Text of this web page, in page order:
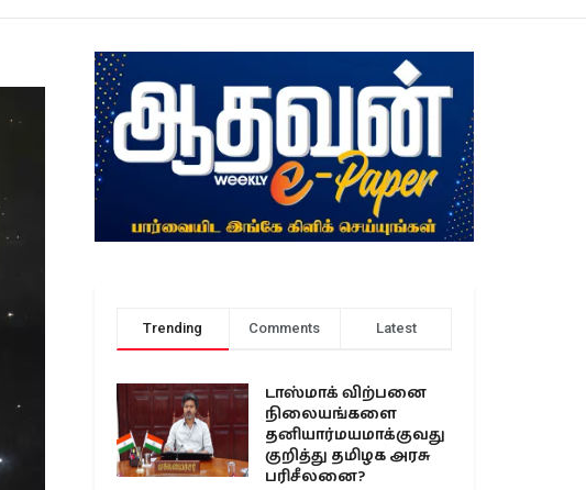
Trending Comments Latest
டாஸ்மாக் விற்பனை
நிலையங்களை
தனியார்மயமாக்குவது
குறித்து தமிழக அரசு
பரிசீலனை?